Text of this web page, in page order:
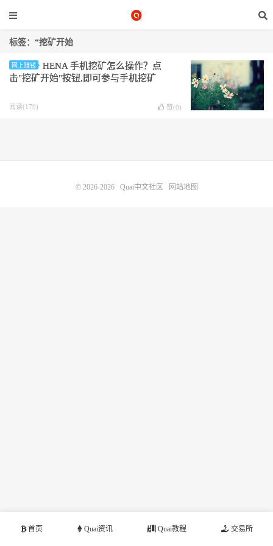
标签：“挖矿开始
网上赚钱
HENA 手机挖矿怎么操作？点
击"挖矿开始"按钮,即可参与手机挖矿
阅读(179) 赞(0)
首页 Quai资讯 Quai教程 交易所
© 2026-2026 Quai中文社区 网站地图